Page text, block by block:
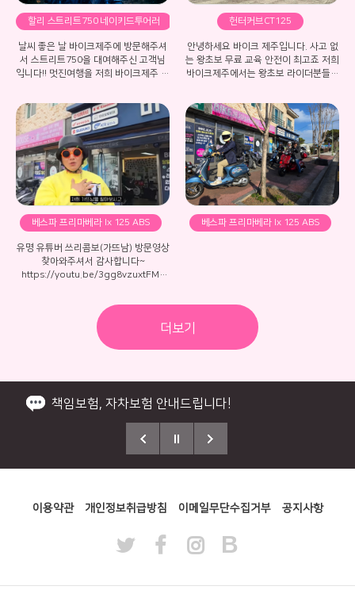
할리 스트리트750 네이키드투어러
클래식 바이크와 함께 멋진여행
날씨 좋은 날 바이크제주에 방문해주셔
서 스트리트750을 대여해주신 고객님
입니다!! 멋진여행을 저희 바이크제주 스
트리트750이 한층 더 멋있어 보이네요
>_< 인스타그램에서도 멋있는 릴스까지
만들어주신 고객님 정말 너무 감사합니
다♥♥♥♥
헌터커브CT125
제주에서 제일 큰 왕초보 교육연습장
안녕하세요 바이크 제주입니다. 사고 없
는 왕초보 무료 교육 안전이 최고죠 저희
바이크제주에서는 왕초보 라이더분들을
소하여 위험하게 일반 도로에서 연습을
진행하고 있습니다 무리하게 연습하다
가 사고도 많이 나는 경우도 있구요 여행
도 해보지도 못하고 포기하고 대여비를
날리는 경우도 있습니다. 하지만 걱정 마
세요 저희 바이크 제주는 넓은 공터에서
차들의 위험없이 안전하게 시간 상관없
이 무제한으로 잘 탈수 있을 때까지 연습
할수 있는 장소가 저희 바이크 제주 매장
바로 옆에 있습니다. 그러니 왕 초보 라
주행 마시고 연습후 천천히 주행 하세요
사고없이 제주여행 즐겁게 하는게 최우
선 아니 겠습니까! 아래는 저희 초보 연
처음부터 잘 배우셔야 바이크 여행의 좋
은 추억과 즐거움을 오래도록 간직 할수
있다는 것을요!!! 아래는 연습 출발 모습
베스파 프리마베라 lx 125 ABS
쓰리콤보(가뜨남) 유명 유튜버 방문^
유명 유튜버 쓰리콤보(가뜨남) 방문영상
찾아와주셔서 감사합니다~
https://youtu.be/3gg8vzuxtFM?
베스파 프리마베라 lx 125 ABS
더보기
HowtoRentaForeigner
2026 바이크제주 NEW 공지사항!
제주에서 제일 큰 왕초보 교육연습장소
태국 방콕점 해피바이크데이 신규오픈!
이용약관 개인정보취급방침 이메일무단수집거부 공지사항